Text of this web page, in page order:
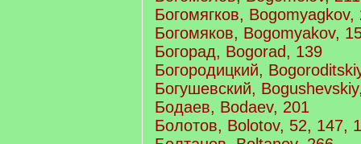
Богомягков, Bogomyagkov,
Богомяков, Bogomyakov,
Богорад, Bogorad, 139
Богородицкий,
Богушевский,
Бодаев, Bodaev, 201
Болотов, Bolotov, 52, 147,